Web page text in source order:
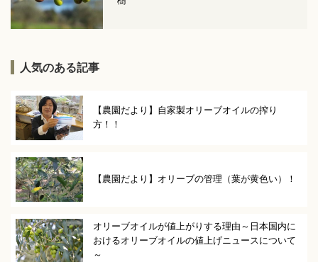
人気のある記事
【農園だより】自家製オリーブオイルの搾り
方！！
【農園だより】オリーブの管理（葉が黄色い）！
オリーブオイルが値上がりする理由～日本国内に
おけるオリーブオイルの値上げニュースについて
～